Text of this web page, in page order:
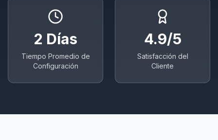
2 Días
Tiempo Promedio de
Configuración
4.9/5
Satisfacción del
Cliente